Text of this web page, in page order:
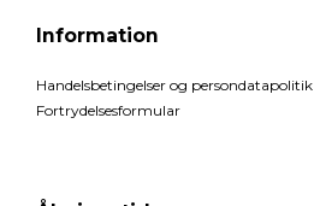
Information
Handelsbetingelser og persondatapolitik
Fortrydelsesformular